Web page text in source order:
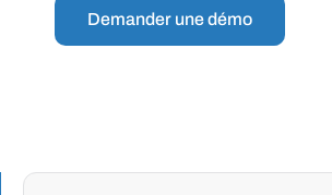
Demander une démo